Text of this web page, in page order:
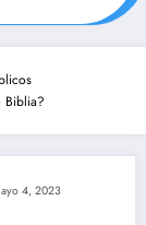
Biblia?
4, 2023